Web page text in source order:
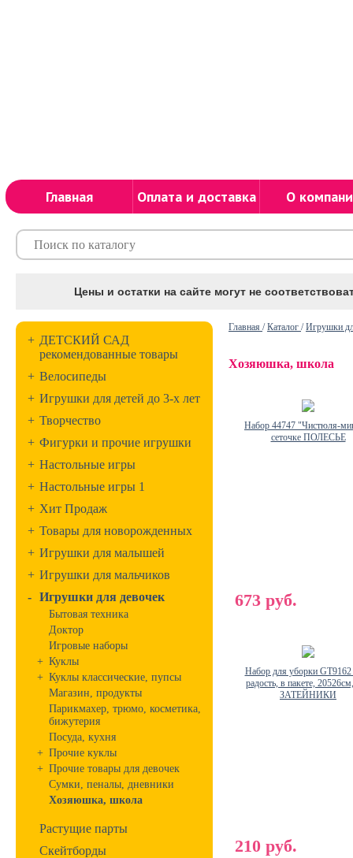
Главная Оплата и доставка О
Цены и остатки на сайте могут не
+ ДЕТСКИЙ САД
рекомендованные товары
+ Велосипеды
+ Игрушки для детей до 3-х лет
+ Творчество
+ Фигурки и прочие игрушки
+ Настольные игры
+ Настольные игры 1
+ Хит Продаж
+ Товары для новорожденных
+ Игрушки для малышей
+ Игрушки для мальчиков
- Игрушки для девочек
Бытовая техника
Доктор
Игровые наборы
+ Куклы
+ Куклы классические, пупсы
Магазин, продукты
Парикмахер, трюмо, косметика,
бижутерия
Посуда, кухня
+ Прочие куклы
+ Прочие товары для девочек
Сумки, пеналы, дневники
Хозяюшка, школа
Растущие парты
Скейтборды
Главная /Каталог /Игрушки
Хозяюшка, школа
Набор 44747 "Чистюля-
сеточке ПОЛЕСЬЕ
673 руб.
Набор для уборки
радость, в пакете,
ЗАТЕЙНИКИ
210 руб.